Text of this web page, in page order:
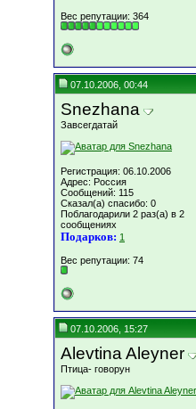
Вес репутации: 364
07.10.2006, 00:44
Snezhana
Завсегдатай
Регистрация: 06.10.2006
Адрес: Россия
Сообщений: 115
Сказал(а) спасибо: 0
Поблагодарили 2 раз(а) в 2
сообщениях
Подарков: 1
Вес репутации: 74
07.10.2006, 15:27
Alevtina Aleyner
Птица- говорун